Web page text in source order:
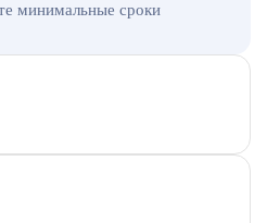
минимальные сроки